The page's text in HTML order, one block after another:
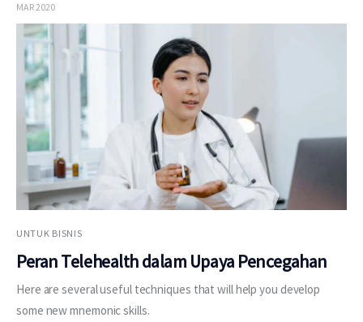
MAR 2020
UNTUK BISNIS
Peran Telehealth dalam Upaya Pencegahan
Here are several useful techniques that will help you develop
some new mnemonic skills.